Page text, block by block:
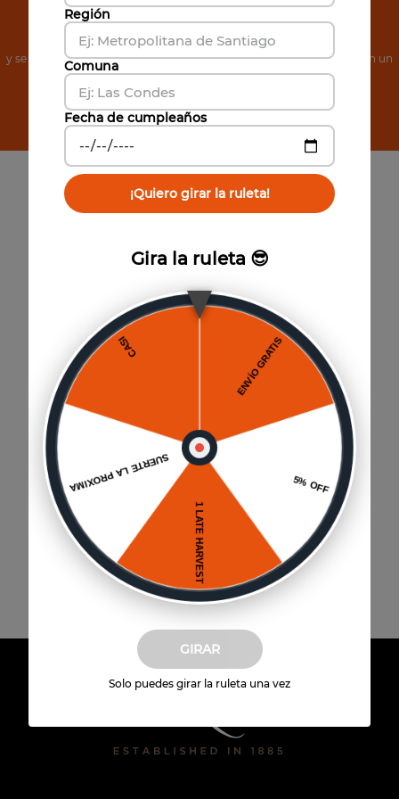
de Noticias
y se el primero en conocer nuestras increíbles ofertas, además, obtén un
cupón de 5% de descuento.
Suscribirse
Paga hasta 6 cuotas
Sin interés por Mercado Pago
Envío a domicilio
Disponible para todo Chile
Gira la ruleta 😎
GIRAR
Solo puedes girar la ruleta una vez
Región
Comuna
Fecha de cumpleaños
¡Quiero girar la ruleta!